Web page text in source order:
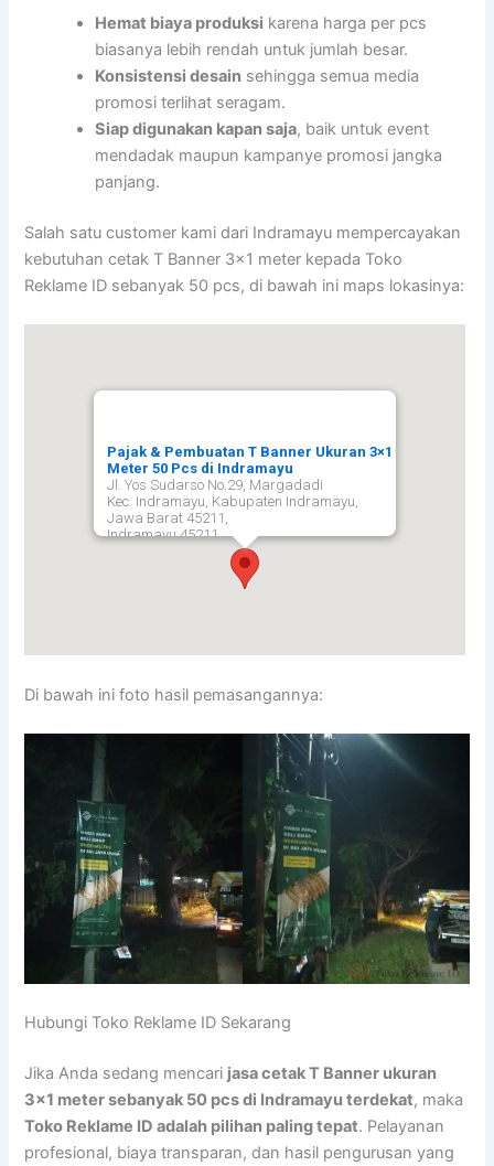
Hemat biaya produksi karena harga per pcs
biasanya lebih rendah untuk jumlah besar.
Konsistensi desain sehingga semua media
promosi terlihat seragam.
Siap digunakan kapan saja, baik untuk event
mendadak maupun kampanye promosi jangka
panjang.
Salah satu customer kami dari Indramayu mempercayakan
kebutuhan cetak T Banner 3×1 meter kepada Toko
Reklame ID sebanyak 50 pcs, di bawah ini maps lokasinya:
Pajak & Pembuatan T Banner Ukuran 3×1
Meter 50 Pcs di Indramayu
Jl. Yos Sudarso No.29, Margadadi
Kec. Indramayu, Kabupaten Indramayu,
Jawa Barat 45211,
Indramayu 45211
Di bawah ini foto hasil pemasangannya:
Hubungi Toko Reklame ID Sekarang
Jika Anda sedang mencari jasa cetak T Banner ukuran
3×1 meter sebanyak 50 pcs di Indramayu terdekat, maka
Toko Reklame ID adalah pilihan paling tepat. Pelayanan
profesional, biaya transparan, dan hasil pengurusan yang